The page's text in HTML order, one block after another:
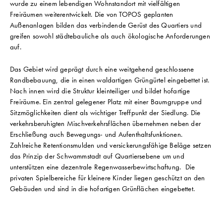
wurde zu einem lebendigen Wohnstandort mit vielfältigen
Freiräumen weiterentwickelt. Die von TOPOS geplanten
Außenanlagen bilden das verbindende Gerüst des Quartiers und
greifen sowohl städtebauliche als auch ökologische Anforderungen
auf.
Das Gebiet wird geprägt durch eine weitgehend geschlossene
Randbebauung, die in einen waldartigen Grüngürtel eingebettet ist.
Nach innen wird die Struktur kleinteiliger und bildet hofartige
Freiräume. Ein zentral gelegener Platz mit einer Baumgruppe und
Sitzmöglichkeiten dient als wichtiger Treffpunkt der Siedlung. Die
verkehrsberuhigten Mischverkehrsflächen übernehmen neben der
Erschließung auch Bewegungs- und Aufenthaltsfunktionen.
Zahlreiche Retentionsmulden und versickerungsfähige Beläge setzen
das Prinzip der Schwammstadt auf Quartiersebene um und
unterstützen eine dezentrale Regenwasserbewirtschaftung. Die
privaten Spielbereiche für kleinere Kinder liegen geschützt an den
Gebäuden und sind in die hofartigen Grünflächen eingebettet.